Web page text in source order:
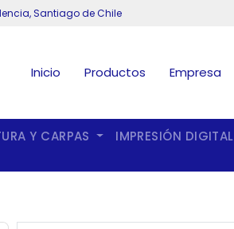
Santiago de Chile
Inicio Productos Empresa
Y CARPAS IMPRESIÓN DIGITAL